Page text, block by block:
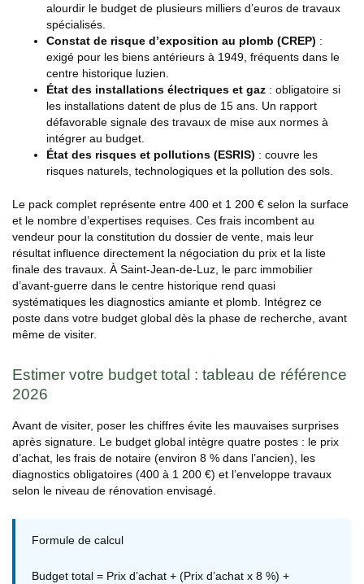
alourdir le budget de plusieurs milliers d’euros de travaux
spécialisés.
Constat de risque d’exposition au plomb (CREP) :
exigé pour les biens antérieurs à 1949, fréquents dans le
centre historique luzien.
État des installations électriques et gaz : obligatoire si
les installations datent de plus de 15 ans. Un rapport
défavorable signale des travaux de mise aux normes à
intégrer au budget.
État des risques et pollutions (ESRIS) : couvre les
risques naturels, technologiques et la pollution des sols.
Le pack complet représente entre 400 et 1 200 € selon la surface
et le nombre d’expertises requises. Ces frais incombent au
vendeur pour la constitution du dossier de vente, mais leur
résultat influence directement la négociation du prix et la liste
finale des travaux. À Saint-Jean-de-Luz, le parc immobilier
d’avant-guerre dans le centre historique rend quasi
systématiques les diagnostics amiante et plomb. Intégrez ce
poste dans votre budget global dès la phase de recherche, avant
même de visiter.
Estimer votre budget total : tableau de référence
2026
Avant de visiter, poser les chiffres évite les mauvaises surprises
après signature. Le budget global intègre quatre postes : le prix
d’achat, les frais de notaire (environ 8 % dans l’ancien), les
diagnostics obligatoires (400 à 1 200 €) et l’enveloppe travaux
selon le niveau de rénovation envisagé.
Formule de calcul
Budget total = Prix d’achat + (Prix d’achat x 8 %) +